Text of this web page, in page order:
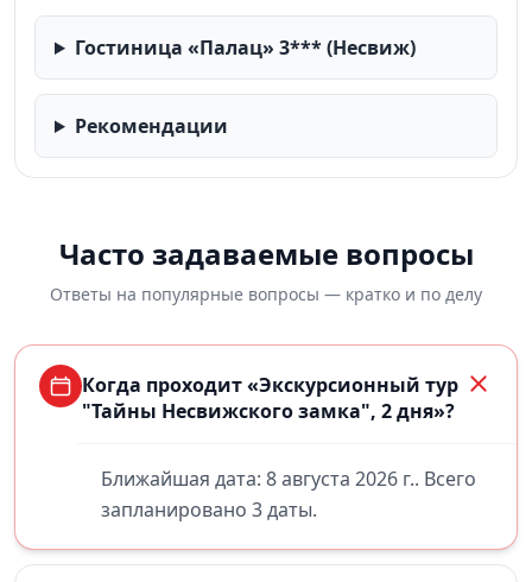
Гостиница «Палац» 3*** (Несвиж)
Рекомендации
Часто задаваемые вопросы
Ответы на популярные вопросы — кратко и по делу
Когда проходит «Экскурсионный тур
"Тайны Несвижского замка", 2 дня»?
Ближайшая дата: 8 августа 2026 г.. Всего
запланировано 3 даты.